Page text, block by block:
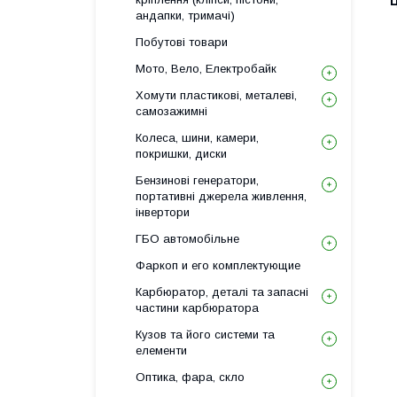
андапки, тримачі)
Побутові товари
Мото, Вело, Електробайк
Хомути пластикові, металеві,
самозажимні
Колеса, шини, камери,
покришки, диски
Бензинові генератори,
портативні джерела живлення,
інвертори
ГБО автомобільне
Фаркоп и его комплектующие
Карбюратор, деталі та запасні
частини карбюратора
Кузов та його системи та
елементи
Оптика, фара, скло